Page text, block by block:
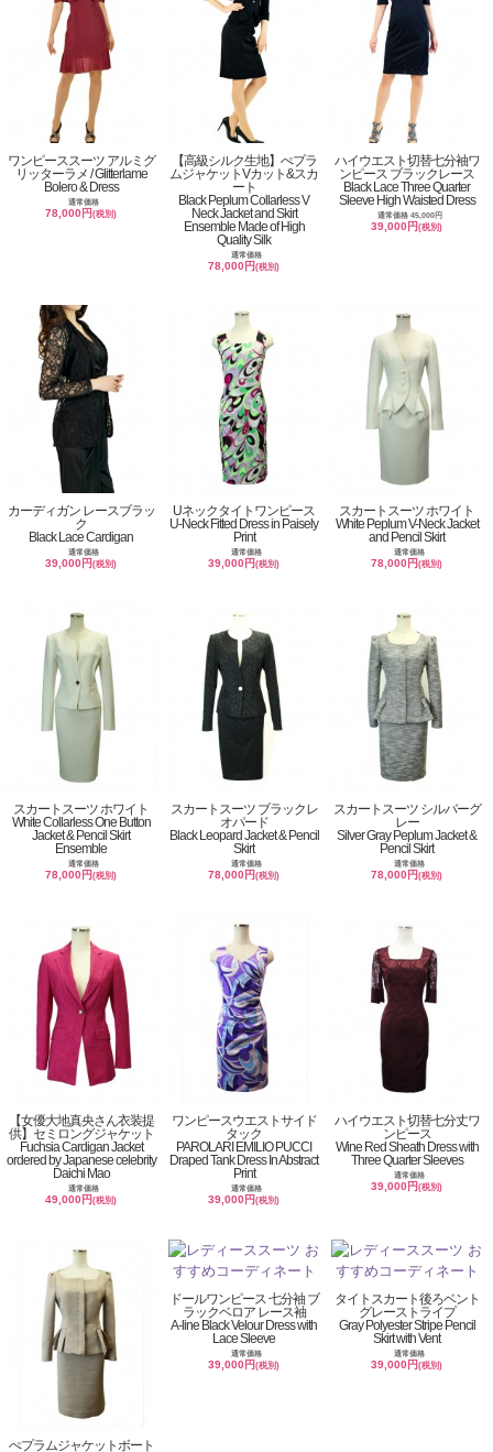
ワンピーススーツ アルミグ
リッターラメ / Glitterlame
Bolero & Dress
通常価格
78,000円(税別)
【高級シルク生地】ぺプラ
ムジャケットVカット&スカ
ート
Black Peplum Collarless V
Neck Jacket and Skirt
Ensemble Made of High
Quality Silk
通常価格
78,000円(税別)
ハイウエスト切替七分袖ワ
ンピース ブラックレース
Black Lace Three Quarter
Sleeve High Waisted Dress
通常価格 45,000円
39,000円(税別)
カーディガン レースブラッ
ク
Black Lace Cardigan
通常価格
39,000円(税別)
Uネックタイトワンピース
U-Neck Fitted Dress in Paisely
Print
通常価格
39,000円(税別)
スカートスーツ ホワイト
White Peplum V-Neck Jacket
and Pencil Skirt
通常価格
78,000円(税別)
スカートスーツ ホワイト
White Collarless One Button
Jacket & Pencil Skirt
Ensemble
通常価格
78,000円(税別)
スカートスーツ ブラックレ
オパード
Black Leopard Jacket & Pencil
Skirt
通常価格
78,000円(税別)
スカートスーツ シルバーグ
レー
Silver Gray Peplum Jacket &
Pencil Skirt
通常価格
78,000円(税別)
【女優大地真央さん衣装提
供】セミロングジャケット
Fuchsia Cardigan Jacket
ordered by Japanese celebrity
Daichi Mao
通常価格
49,000円(税別)
ワンピースウエストサイド
タック
PAROLARI EMILIO PUCCI
Draped Tank Dress In Abstract
Print
通常価格
39,000円(税別)
ハイウエスト切替七分丈ワ
ンピース
Wine Red Sheath Dress with
Three Quarter Sleeves
通常価格
39,000円(税別)
ぺプラムジャケットボート
ドールワンピース 七分袖 ブ
ラックベロア レース袖
A-line Black Velour Dress with
Lace Sleeve
通常価格
39,000円(税別)
タイトスカート後ろベント
グレーストライプ
Gray Polyester Stripe Pencil
Skirt with Vent
通常価格
39,000円(税別)